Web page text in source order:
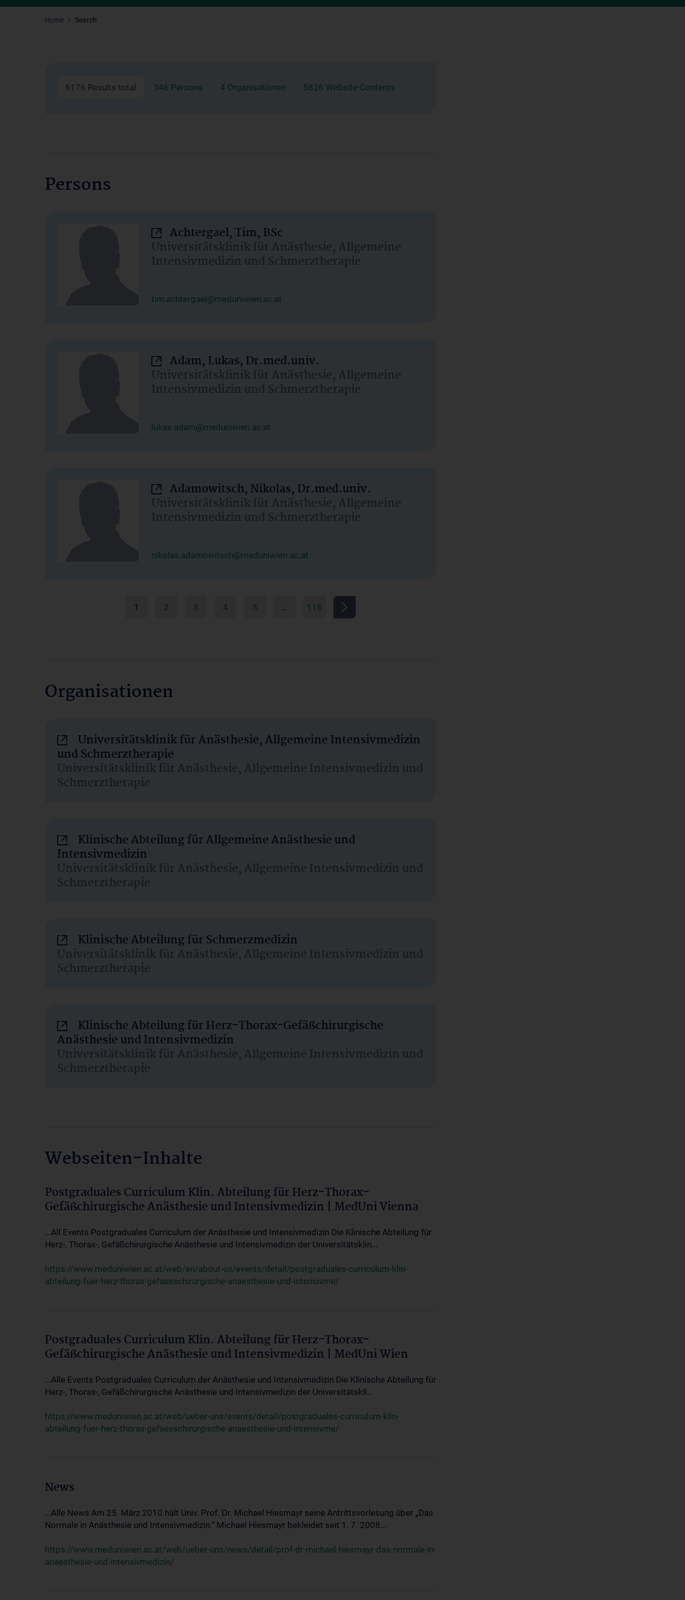
Home Search
6176 Results total 346 Persons 4 Organisationen 5826 Website-Contents
Persons
Achtergael, Tim, BSc
Universitätsklinik für Anästhesie, Allgemeine
Intensivmedizin und Schmerztherapie
tim.achtergael@meduniwien.ac.at
Adam, Lukas, Dr.med.univ.
Universitätsklinik für Anästhesie, Allgemeine
Intensivmedizin und Schmerztherapie
lukas.adam@meduniwien.ac.at
Adamowitsch, Nikolas, Dr.med.univ.
Universitätsklinik für Anästhesie, Allgemeine
Intensivmedizin und Schmerztherapie
nikolas.adamowitsch@meduniwien.ac.at
1 2 3 4 5 … 116
Organisationen
Universitätsklinik für Anästhesie, Allgemeine Intensivmedizin
und Schmerztherapie
Universitätsklinik für Anästhesie, Allgemeine Intensivmedizin und
Schmerztherapie
Klinische Abteilung für Allgemeine Anästhesie und
Intensivmedizin
Universitätsklinik für Anästhesie, Allgemeine Intensivmedizin und
Schmerztherapie
Klinische Abteilung für Schmerzmedizin
Universitätsklinik für Anästhesie, Allgemeine Intensivmedizin und
Schmerztherapie
Klinische Abteilung für Herz-Thorax-Gefäßchirurgische
Anästhesie und Intensivmedizin
Universitätsklinik für Anästhesie, Allgemeine Intensivmedizin und
Schmerztherapie
Webseiten-Inhalte
Postgraduales Curriculum Klin. Abteilung für Herz-Thorax-
Gefäßchirurgische Anästhesie und Intensivmedizin | MedUni Vienna
...All Events Postgraduales Curriculum der Anästhesie und Intensivmedizin Die Klinische Abteilung für
Herz-, Thorax-, Gefäßchirurgische Anästhesie und Intensivmedizin der Universitätsklin...
https://www.meduniwien.ac.at/web/en/about-us/events/detail/postgraduales-curriculum-klin-
abteilung-fuer-herz-thorax-gefaesschirurgische-anaesthesie-und-intensivme/
Postgraduales Curriculum Klin. Abteilung für Herz-Thorax-
Gefäßchirurgische Anästhesie und Intensivmedizin | MedUni Wien
...Alle Events Postgraduales Curriculum der Anästhesie und Intensivmedizin Die Klinische Abteilung für
Herz-, Thorax-, Gefäßchirurgische Anästhesie und Intensivmedizin der Universitätskli...
https://www.meduniwien.ac.at/web/ueber-uns/events/detail/postgraduales-curriculum-klin-
abteilung-fuer-herz-thorax-gefaesschirurgische-anaesthesie-und-intensivme/
News
...Alle News Am 25. März 2010 hält Univ. Prof. Dr. Michael Hiesmayr seine Antrittsvorlesung über „Das
Normale in Anästhesie und Intensivmedizin.“ Michael Hiesmayr bekleidet seit 1. 7. 2008...
https://www.meduniwien.ac.at/web/ueber-uns/news/detail/prof-dr-michael-hiesmayr-das-normale-in-
anaesthesie-und-intensivmedizin/